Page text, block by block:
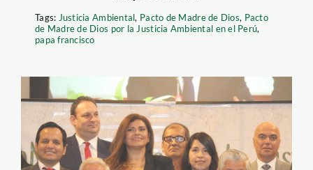
Tags: Justicia Ambiental, Pacto de Madre de Dios, Pacto
de Madre de Dios por la Justicia Ambiental en el Perú,
papa francisco